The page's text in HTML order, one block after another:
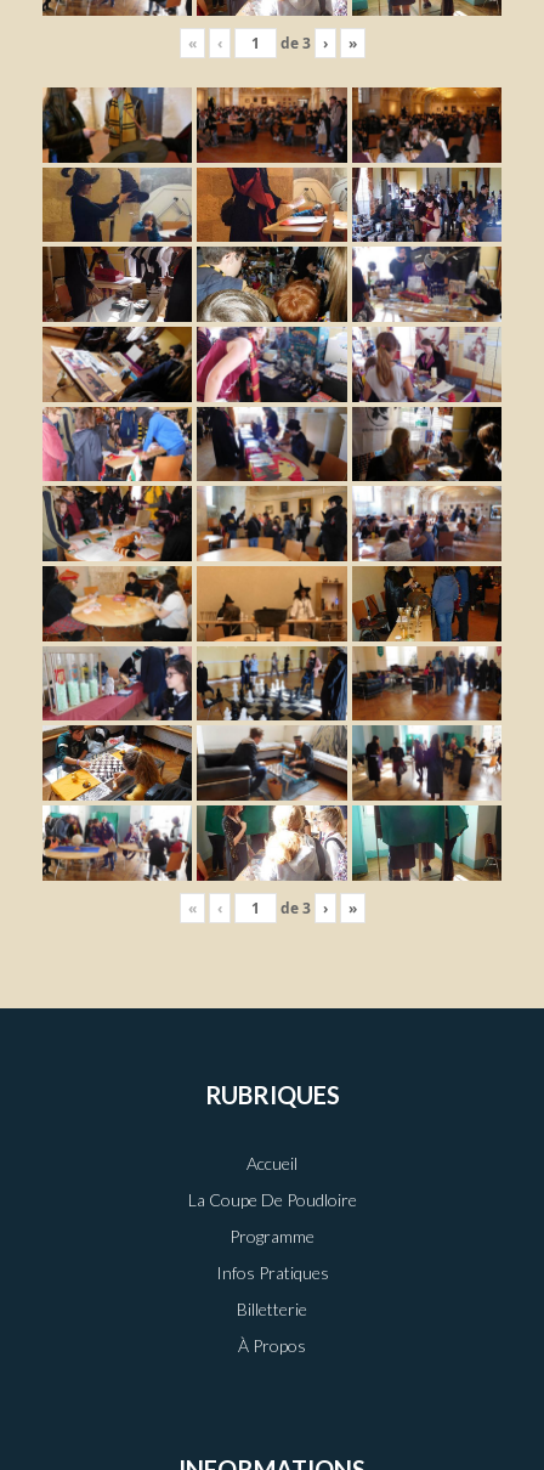
« ‹ de3 › »
« ‹ de3 › »
RUBRIQUES
Accueil
La Coupe De Poudloire
Programme
Infos Pratiques
Billetterie
À Propos